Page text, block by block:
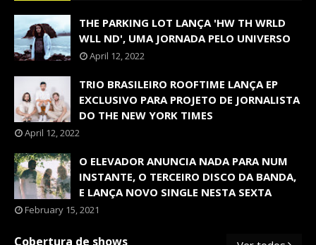
THE PARKING LOT LANÇA 'HW TH WRLD
WLL ND', UMA JORNADA PELO UNIVERSO
April 12, 2022
TRIO BRASILEIRO ROOFTIME LANÇA EP
EXCLUSIVO PARA PROJETO DE JORNALISTA
DO THE NEW YORK TIMES
April 12, 2022
O ELEVADOR ANUNCIA NADA PARA NUM
INSTANTE, O TERCEIRO DISCO DA BANDA,
E LANÇA NOVO SINGLE NESTA SEXTA
February 15, 2021
Cobertura de shows